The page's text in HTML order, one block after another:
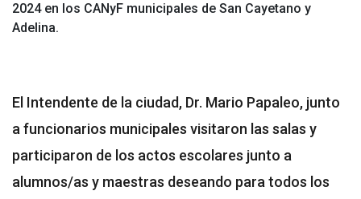
2024 en los CANyF municipales de San Cayetano y
Adelina.
El Intendente de la ciudad, Dr. Mario Papaleo, junto
a funcionarios municipales visitaron las salas y
participaron de los actos escolares junto a
alumnos/as y maestras deseando para todos los